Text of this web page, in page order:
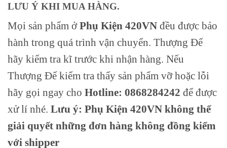
LƯU Ý KHI MUA HÀNG.
Mọi sản phẩm ởPhụ Kiện 420VN đều được bảo
hành trong quá trình vận chuyển. Thượng Đế
hãy kiểm tra kĩ trước khi nhận hàng. Nếu
Thượng Đế kiểm tra thấy sản phẩm vỡ hoặc lỗi
hãy gọi ngay cho Hotline: 0868284242 để được
xử lí nhé. Lưu ý: Phụ Kiện 420VN không thể
giải quyết những đơn hàng không đồng kiểm
với shipper